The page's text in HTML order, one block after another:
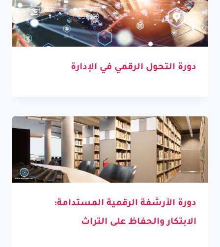
دورة التحول الرقمي في الإدارة
دورة الأرشفة الرقمية المستدامة:
الابتكار والحفاظ على التراث